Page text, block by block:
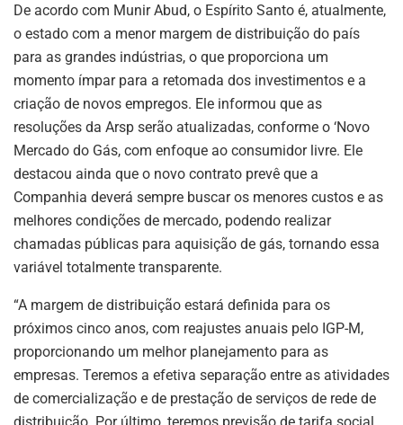
De acordo com Munir Abud, o Espírito Santo é, atualmente,
o estado com a menor margem de distribuição do país
para as grandes indústrias, o que proporciona um
momento ímpar para a retomada dos investimentos e a
criação de novos empregos. Ele informou que as
resoluções da Arsp serão atualizadas, conforme o ‘Novo
Mercado do Gás, com enfoque ao consumidor livre. Ele
destacou ainda que o novo contrato prevê que a
Companhia deverá sempre buscar os menores custos e as
melhores condições de mercado, podendo realizar
chamadas públicas para aquisição de gás, tornando essa
variável totalmente transparente.
“A margem de distribuição estará definida para os
próximos cinco anos, com reajustes anuais pelo IGP-M,
proporcionando um melhor planejamento para as
empresas. Teremos a efetiva separação entre as atividades
de comercialização e de prestação de serviços de rede de